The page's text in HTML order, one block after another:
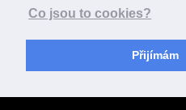
Co jsou to cookies?
Přijímám